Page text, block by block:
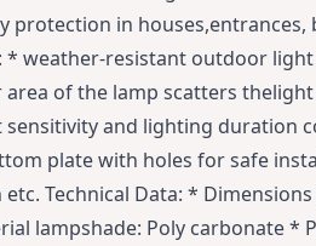
protection in houses,entrances,
* weather-resistant outdoor
area of the lamp scatters
sensitivity and lighting duration
plate with holes for safe
Technical Data: *
lampshade: Poly carbonate *